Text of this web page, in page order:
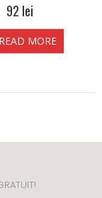
out of 5
92 lei
READ MORE